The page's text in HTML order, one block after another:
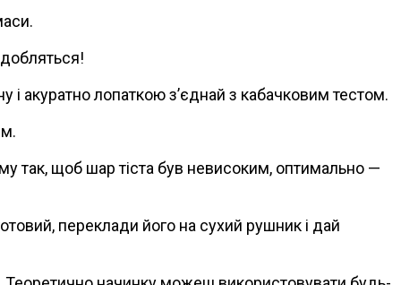
і акуратно лопаткою з’єднай з кабачковим тестом.
так, щоб шар тіста був невисоким, оптимально —
переклади його на сухий рушник і дай